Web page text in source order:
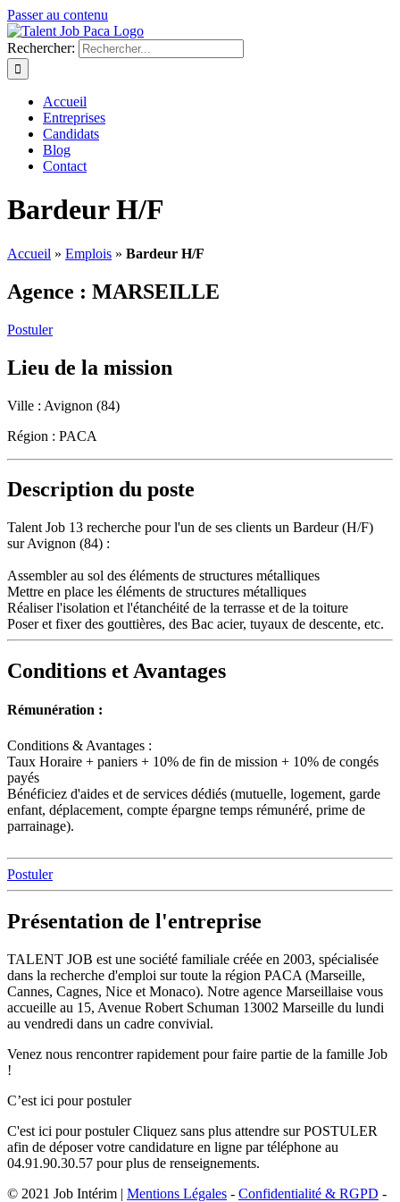
Passer au contenu
Rechercher:
Accueil
Entreprises
Candidats
Blog
Contact
Bardeur H/F
Accueil » Emplois » Bardeur H/F
Agence : MARSEILLE
Postuler
Lieu de la mission
Ville : Avignon (84)
Région : PACA
Description du poste
Talent Job 13 recherche pour l'un de ses clients un Bardeur (H/F)
sur Avignon (84) :
Assembler au sol des éléments de structures métalliques
Mettre en place les éléments de structures métalliques
Réaliser l'isolation et l'étanchéité de la terrasse et de la toiture
Poser et fixer des gouttières, des Bac acier, tuyaux de descente, etc.
Conditions et Avantages
Rémunération :
Conditions & Avantages :
Taux Horaire + paniers + 10% de fin de mission + 10% de congés
payés
Bénéficiez d'aides et de services dédiés (mutuelle, logement, garde
enfant, déplacement, compte épargne temps rémunéré, prime de
parrainage).
Postuler
Présentation de l'entreprise
TALENT JOB est une société familiale créée en 2003, spécialisée
dans la recherche d'emploi sur toute la région PACA (Marseille,
Cannes, Cagnes, Nice et Monaco). Notre agence Marseillaise vous
accueille au 15, Avenue Robert Schuman 13002 Marseille du lundi
au vendredi dans un cadre convivial.
Venez nous rencontrer rapidement pour faire partie de la famille Job
!
C’est ici pour postuler
C'est ici pour postuler Cliquez sans plus attendre sur POSTULER
afin de déposer votre candidature en ligne par téléphone au
04.91.90.30.57 pour plus de renseignements.
© 2021 Job Intérim | Mentions Légales - Confidentialité & RGPD -